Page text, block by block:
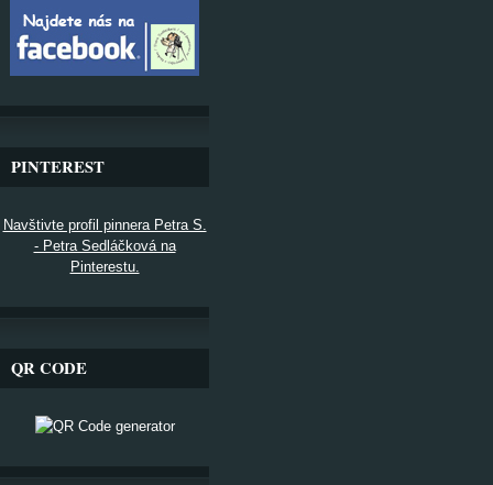
PINTEREST
Navštivte profil pinnera Petra S.
- Petra Sedláčková na
Pinterestu.
QR CODE